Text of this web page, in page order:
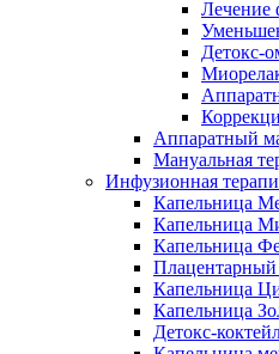
Лечение
Детокс-
Аппаратный
Мануальная
Инфузионная
Капельница
Капельница
Капельница
Капельница
Капельница
Детокс-